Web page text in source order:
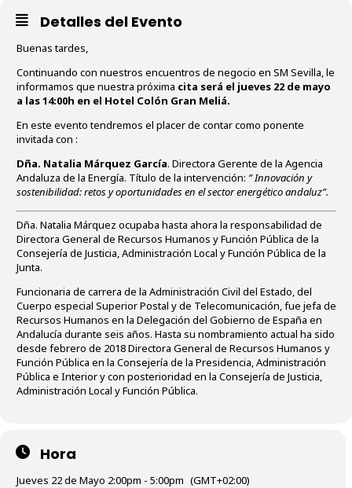
Detalles del Evento
Buenas tardes,
Continuando con nuestros encuentros de negocio en SM Sevilla, le
informamos que nuestra próxima cita será el jueves 22 de mayo
a las 14:00h en el Hotel Colón Gran Meliá.
En este evento tendremos el placer de contar como ponente
invitada con :
Dña. Natalia Márquez García. Directora Gerente de la Agencia
Andaluza de la Energía. Título de la intervención: ” Innovación y
sostenibilidad: retos y oportunidades en el sector energético andaluz”.
Dña. Natalia Márquez ocupaba hasta ahora la responsabilidad de
Directora General de Recursos Humanos y Función Pública de la
Consejería de Justicia, Administración Local y Función Pública de la
Junta.
Funcionaria de carrera de la Administración Civil del Estado, del
Cuerpo especial Superior Postal y de Telecomunicación, fue jefa de
Recursos Humanos en la Delegación del Gobierno de España en
Andalucía durante seis años. Hasta su nombramiento actual ha sido
desde febrero de 2018 Directora General de Recursos Humanos y
Función Pública en la Consejería de la Presidencia, Administración
Pública e Interior y con posterioridad en la Consejería de Justicia,
Administración Local y Función Pública.
Hora
Jueves 22 de Mayo 2:00pm - 5:00pm (GMT+02:00)